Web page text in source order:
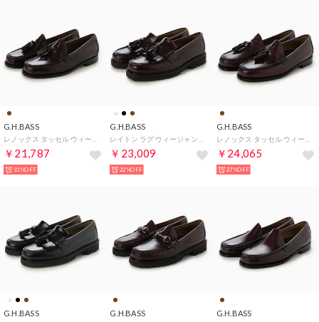
G.H.BASS
￥21,787
33%OFF
G.H.BASS
￥23,009
22%OFF
G.H.BASS
￥24,065
27%OFF
G.H.BASS G.H.BASS G.H.BASS